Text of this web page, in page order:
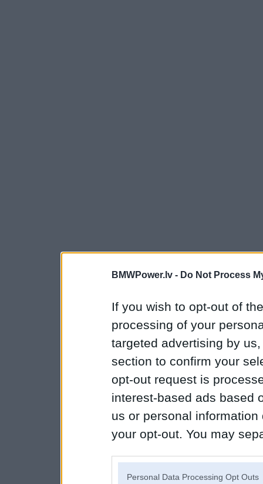
BMWPower.lv - Do Not Process
If you wish to opt-out of
processing of your
targeted advertising by
section to confirm your
opt-out request is
interest-based ads based
us or personal
your opt-out. You may
Personal Data Processing Opt Outs